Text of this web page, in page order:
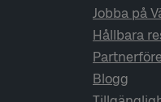
Jobba på
Hållbara
Blogg